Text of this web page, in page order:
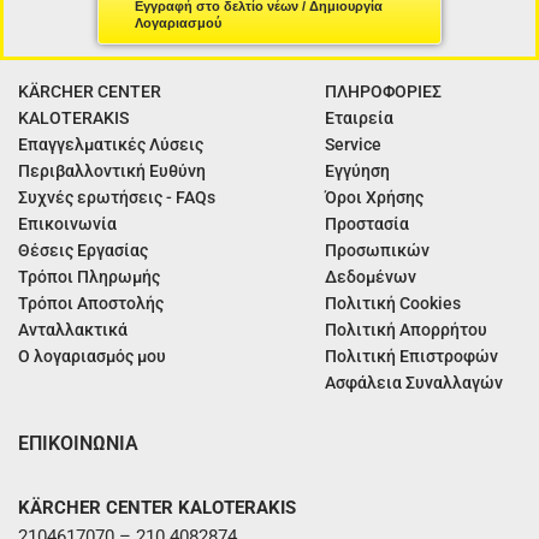
Εγγραφή στο δελτίο νέων / Δημιουργία
Λογαριασμού
KÄRCHER CENTER
KALOTERAKIS
Επαγγελματικές Λύσεις
Περιβαλλοντική Ευθύνη
Συχνές ερωτήσεις - FAQs
Επικοινωνία
Θέσεις Εργασίας
Τρόποι Πληρωμής
Τρόποι Αποστολής
Ανταλλακτικά
Ο λογαριασμός μου
ΠΛΗΡΟΦΟΡΙΕΣ
Εταιρεία
Service
Εγγύηση
Όροι Χρήσης
Προστασία
Προσωπικών
Δεδομένων
Πολιτική Cookies
Πολιτική Απορρήτου
Πολιτική Επιστροφών
Ασφάλεια Συναλλαγών
ΕΠΙΚΟΙΝΩΝΙΑ
KÄRCHER CENTER KALOTERAKIS